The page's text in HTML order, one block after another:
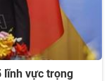
lĩnh vực trọng